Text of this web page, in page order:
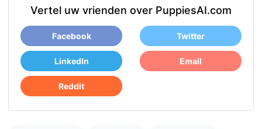
Vertel uw vrienden over PuppiesAI.com
Facebook Twitter
LinkedIn Email
Reddit